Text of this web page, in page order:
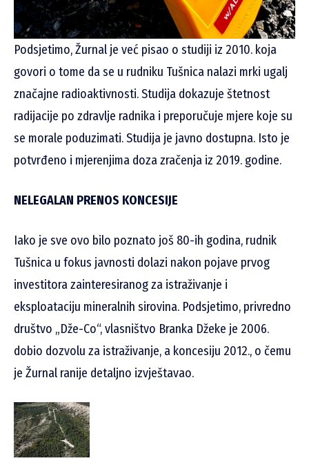
Podsjetimo, Žurnal je već pisao o studiji iz 2010. koja
govori o tome da se u rudniku Tušnica nalazi mrki ugalj
značajne radioaktivnosti. Studija dokazuje štetnost
radijacije po zdravlje radnika i preporučuje mjere koje su
se morale poduzimati. Studija je javno dostupna. Isto je
potvrđeno i mjerenjima doza zračenja iz 2019. godine.
NELEGALAN PRENOS KONCESIJE
Iako je sve ovo bilo poznato još 80-ih godina, rudnik
Tušnica u fokus javnosti dolazi nakon pojave prvog
investitora zainteresiranog za istraživanje i
eksploataciju mineralnih sirovina. Podsjetimo, privredno
društvo „Dže-Co“, vlasništvo Branka Džeke je 2006.
dobio dozvolu za istraživanje, a koncesiju 2012., o čemu
je Žurnal ranije detaljno izvještavao.